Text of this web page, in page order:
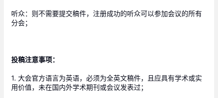
听众：则不需要提交稿件，注册成功的听众可以参加会议的所有
分会；
投稿注意事项：
1. 大会官方语言为英语，必须为全英文稿件，且应具有学术或实
用价值，未在国内外学术期刊或会议发表过；